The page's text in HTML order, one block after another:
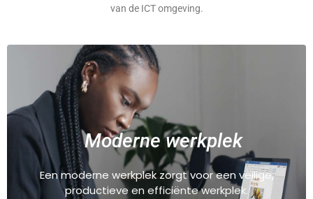
van de ICT omgeving.
Moderne werkplek
Een moderne werkplek zorgt voor een veilige,
productieve en efficiënte werkplek.